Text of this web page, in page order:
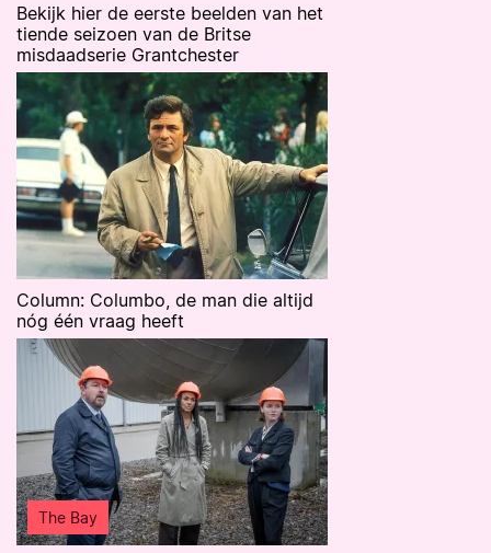
Bekijk hier de eerste beelden van het
tiende seizoen van de Britse
misdaadserie Grantchester
Column: Columbo, de man die altijd
nóg één vraag heeft
The Bay